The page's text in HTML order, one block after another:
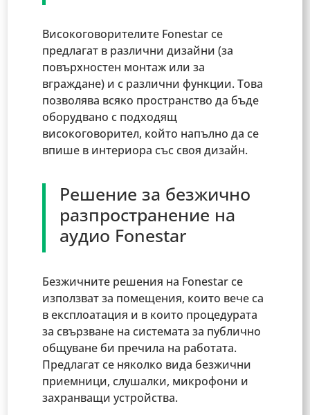
Високоговорителите Fonestar се
предлагат в различни дизайни (за
повърхностен монтаж или за
вграждане) и с различни функции. Това
позволява всяко пространство да бъде
оборудвано с подходящ
високоговорител, който напълно да се
впише в интериора със своя дизайн.
Решение за безжично
разпространение на
аудио Fonestar
Безжичните решения на Fonestar се
използват за помещения, които вече са
в експлоатация и в които процедурата
за свързване на системата за публично
общуване би пречила на работата.
Предлагат се няколко вида безжични
приемници, слушалки, микрофони и
захранващи устройства.